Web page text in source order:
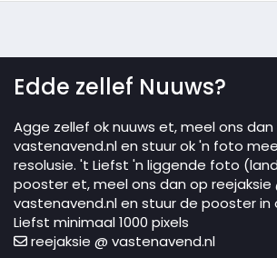
Edde zellef Nuuws?
Agge zellef ok nuuws et, meel ons dan
vastenavend.nl en stuur ok 'n foto
resolusie. 't Liefst 'n liggende foto
pooster et, meel ons dan op reejaksie
vastenavend.nl en stuur de pooster in
Liefst minimaal 1000 pixels
reejaksie @ vastenavend.nl